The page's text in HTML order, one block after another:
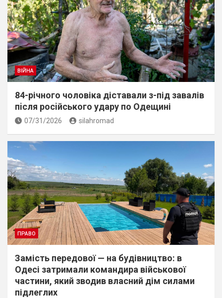
ВІЙНА
84-річного чоловіка діставали з-під завалів
пiсля росiйського удару по Одещині
07/31/2026 silahromad
ПРАВО
Замість передової — на будівництво: в
Одесі затримали командира військової
частини, який зводив власний дім силами
підлеглих